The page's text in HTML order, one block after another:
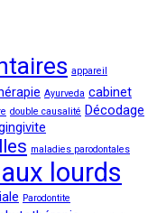
appareil
Ayurveda cabinet
double causalité Décodage
maladies parodontales
lourds
Parodontite